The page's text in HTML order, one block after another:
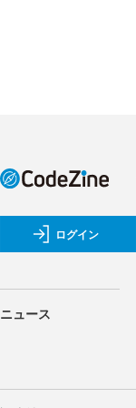
ログイン
ニュース